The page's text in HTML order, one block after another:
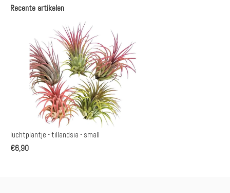
Recente artikelen
luchtplantje - tillandsia - small
€6,90